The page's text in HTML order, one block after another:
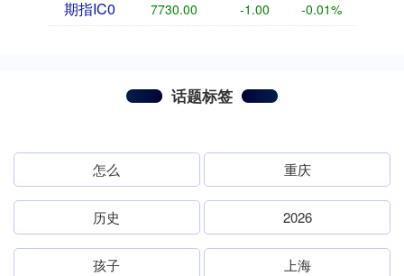
期指IC0 7730.00 -1.00 -0.01%
话题标签
怎么 重庆
历史 2026
孩子 上海